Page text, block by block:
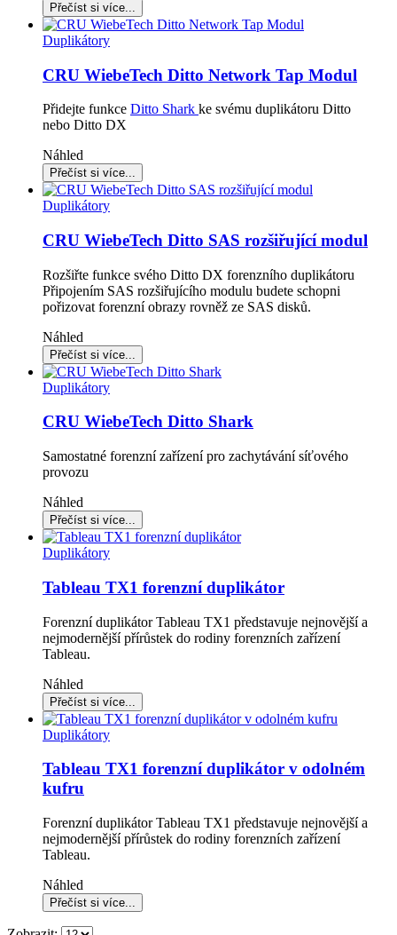
Duplikátory
CRU WiebeTech Ditto Network Tap Modul
Přidejte funkce Ditto Shark ke svému duplikátoru Ditto
nebo Ditto DX
Náhled
Duplikátory
CRU WiebeTech Ditto SAS rozšiřující modul
Rozšiřte funkce svého Ditto DX forenzního duplikátoru
Připojením SAS rozšiřujícího modulu budete schopni
pořizovat forenzní obrazy rovněž ze SAS disků.
Náhled
Duplikátory
CRU WiebeTech Ditto Shark
Samostatné forenzní zařízení pro zachytávání síťového
provozu
Náhled
Duplikátory
Tableau TX1 forenzní duplikátor
Forenzní duplikátor Tableau TX1 představuje nejnovější a
nejmodernější přírůstek do rodiny forenzních zařízení
Tableau.
Náhled
Duplikátory
Tableau TX1 forenzní duplikátor v odolném
kufru
Forenzní duplikátor Tableau TX1 představuje nejnovější a
nejmodernější přírůstek do rodiny forenzních zařízení
Tableau.
Náhled